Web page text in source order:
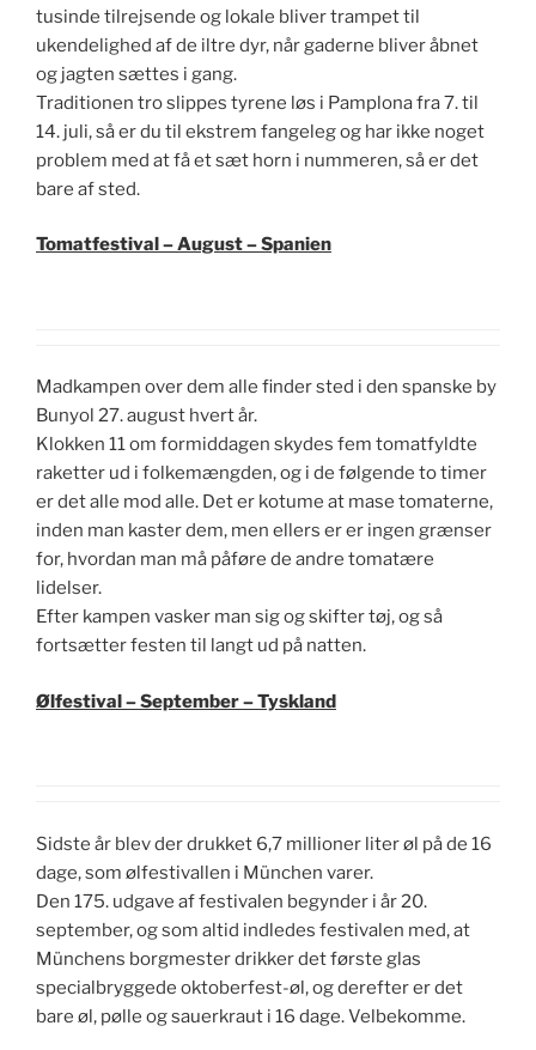
tusinde tilrejsende og lokale bliver trampet til
ukendelighed af de iltre dyr, når gaderne bliver åbnet
og jagten sættes i gang.
Traditionen tro slippes tyrene løs i Pamplona fra 7. til
14. juli, så er du til ekstrem fangeleg og har ikke noget
problem med at få et sæt horn i nummeren, så er det
bare af sted.
Tomatfestival – August – Spanien
Madkampen over dem alle finder sted i den spanske by
Bunyol 27. august hvert år.
Klokken 11 om formiddagen skydes fem tomatfyldte
raketter ud i folkemængden, og i de følgende to timer
er det alle mod alle. Det er kotume at mase tomaterne,
inden man kaster dem, men ellers er er ingen grænser
for, hvordan man må påføre de andre tomatære
lidelser.
Efter kampen vasker man sig og skifter tøj, og så
fortsætter festen til langt ud på natten.
Ølfestival – September – Tyskland
Sidste år blev der drukket 6,7 millioner liter øl på de 16
dage, som ølfestivallen i München varer.
Den 175. udgave af festivalen begynder i år 20.
september, og som altid indledes festivalen med, at
Münchens borgmester drikker det første glas
specialbryggede oktoberfest-øl, og derefter er det
bare øl, pølle og sauerkraut i 16 dage. Velbekomme.